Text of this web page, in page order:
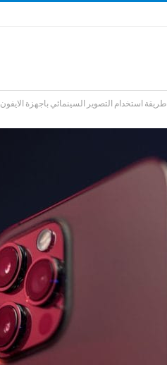
طريقة استخدام التصوير السينمائي باجهزة الايفون Cinematic Mode